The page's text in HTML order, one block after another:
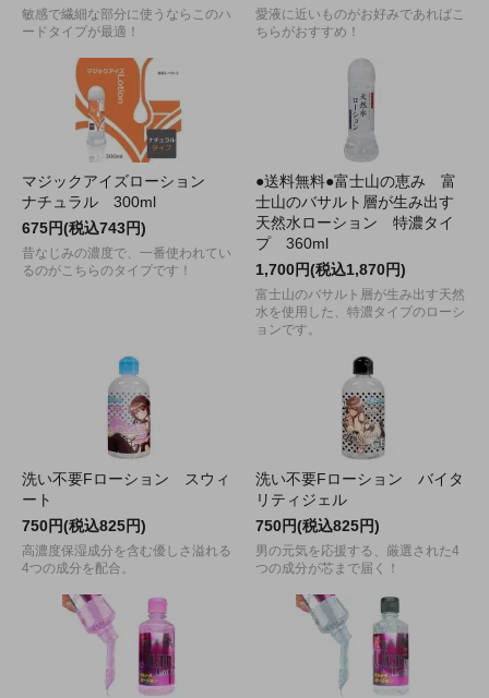
敏感で繊細な部分に使うならこのハ
ードタイプが最適！
愛液に近いものがお好みであればこ
ちらがおすすめ！
マジックアイズローション
ナチュラル 300ml
675円(税込743円)
昔なじみの濃度で、一番使われてい
るのがこちらのタイプです！
●送料無料●富士山の恵み 富
士山のバサルト層が生み出す
天然水ローション 特濃タイ
プ 360ml
1,700円(税込1,870円)
富士山のバサルト層が生み出す天然
水を使用した、特濃タイプのローシ
ョンです。
洗い不要Fローション スウィ
ート
750円(税込825円)
高濃度保湿成分を含む優しさ溢れる
4つの成分を配合。
洗い不要Fローション バイタ
リティジェル
750円(税込825円)
男の元気を応援する、厳選された4
つの成分が芯まで届く！